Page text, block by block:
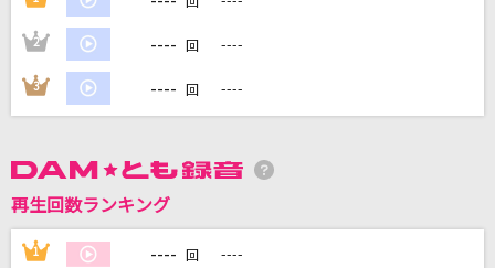
DAMの新曲・ランキングなど
DAMに会員登録・ログインして
2 ---- 回 ----
3 ---- 回 ----
再生回数ランキング
1 ---- 回 ----